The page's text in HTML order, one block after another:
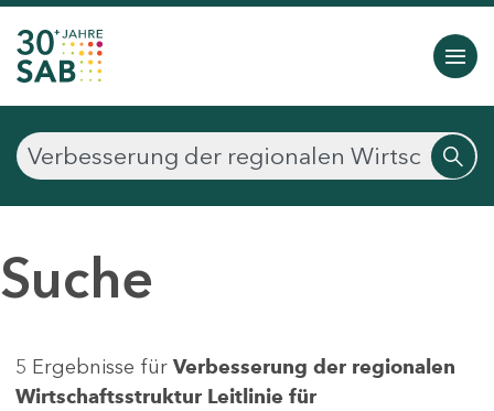
Suche
5 Ergebnisse für Verbesserung der regionalen
Wirtschaftsstruktur Leitlinie für